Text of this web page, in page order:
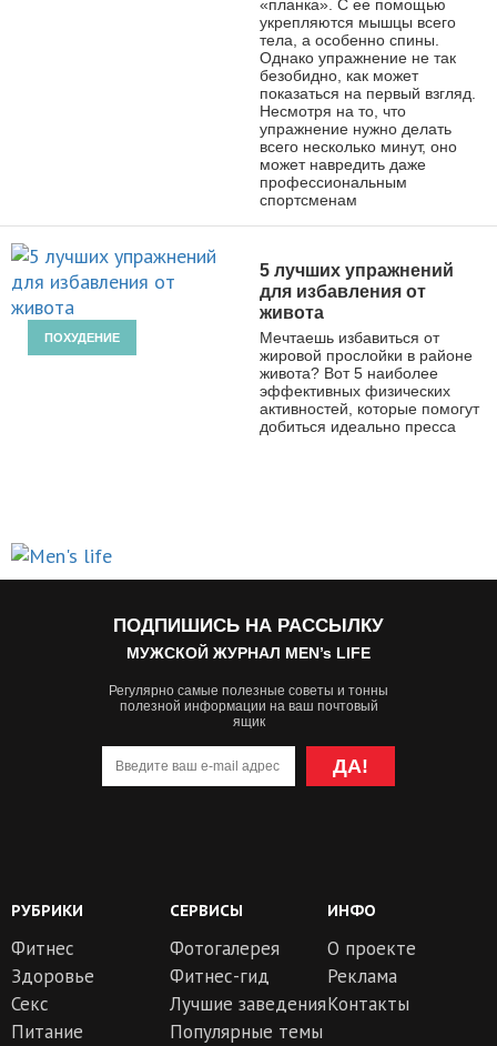
«планка». С ее помощью
укрепляются мышцы всего
тела, а особенно спины.
Однако упражнение не так
безобидно, как может
показаться на первый взгляд.
Несмотря на то, что
упражнение нужно делать
всего несколько минут, оно
может навредить даже
профессиональным
спортсменам
ПОХУДЕНИЕ
5 лучших упражнений
для избавления от
живота
Мечтаешь избавиться от
жировой прослойки в районе
живота? Вот 5 наиболее
эффективных физических
активностей, которые помогут
добиться идеально пресса
ПОДПИШИСЬ НА РАССЫЛКУ
МУЖСКОЙ ЖУРНАЛ MEN’s LIFE
Регулярно самые полезные советы и тонны
полезной информации на ваш почтовый
ящик
ДА!
РУБРИКИ
Фитнес
Здоровье
Секс
Питание
СЕРВИСЫ
Фотогалерея
Фитнес-гид
Лучшие заведения
Популярные темы
ИНФО
О проекте
Реклама
Контакты